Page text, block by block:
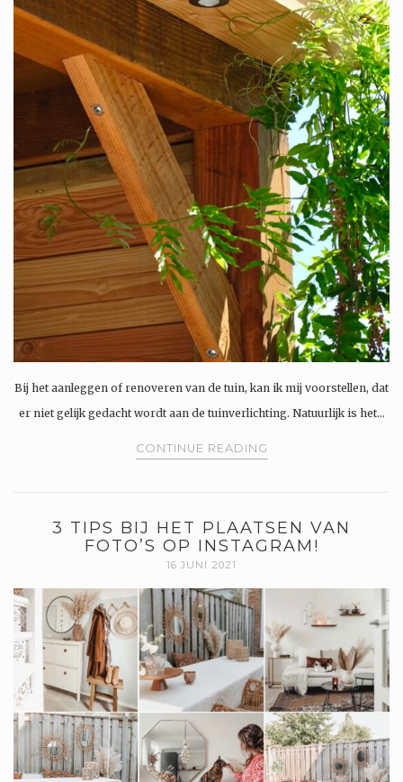
Bij het aanleggen of renoveren van de tuin, kan ik mij voorstellen, dat
er niet gelijk gedacht wordt aan de tuinverlichting. Natuurlijk is het…
CONTINUE READING
3 TIPS BIJ HET PLAATSEN VAN
FOTO’S OP INSTAGRAM!
16 JUNI 2021